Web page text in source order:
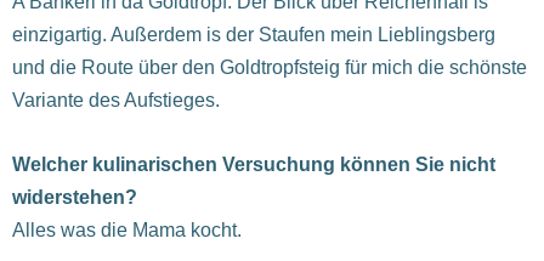
einzigartig. Außerdem is der Staufen mein Lieblingsberg
und die Route über den Goldtropfsteig für mich die schönste
Variante des Aufstieges.
Welcher kulinarischen Versuchung können Sie nicht
widerstehen?
Alles was die Mama kocht.